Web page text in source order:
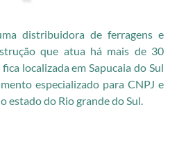
distribuidora de ferragens e
que atua há mais de 30
localizada em Sapucaia do Sul
especializado para CNPJ e
estado do Rio grande do Sul.